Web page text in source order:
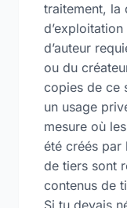
traitement, la
d’auteur
ou du
copies de ce
un usage
mesure où
été créés par
de tiers sont
contenus de
Si tu devais